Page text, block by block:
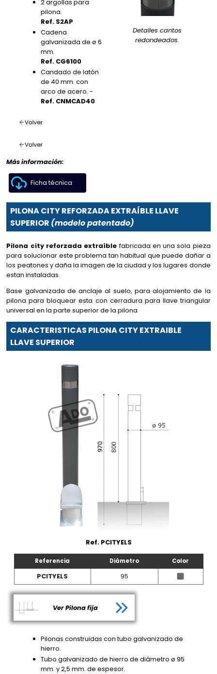
2 argollas para
pilona.
Ref. S2AP
Cadena
galvanizada de ø 6
mm.
Ref. CG6100
Candado de latón
de 40 mm. con
arco de acero. -
Ref. CNMCAD40
Detalles cantos
redondeados.
Más información:
Ficha técnica
PILONA CITY REFORZADA EXTRAÍBLE LLAVE
SUPERIOR (modelo patentado)
Pilona city reforzada extraíble fabricada en una sola pieza
para solucionar este problema tan habitual que puede dañar a
los peatones y daña la imagen de la ciudad y los lugares donde
estan instaladas.
Base galvanizada de anclaje al suelo, para alojamiento de la
pilona para bloquear esta con cerradura para llave triangular
universal en la parte superior de la pilona
CARACTERISTICAS PILONA CITY EXTRAIBLE
LLAVE SUPERIOR
Ref. PCITYELS
Referencia Diámetro Color
PCITYELS 95
Ver Pilona fija
Pilonas construidas con tubo galvanizado de
hierro.
Tubo galvanizado de hierro de diámetro ø 95
mm. y 2,5 mm. de espesor.